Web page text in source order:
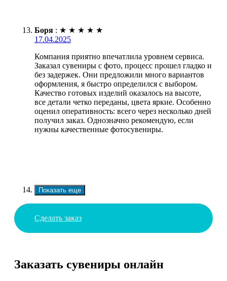
Боря : ★ ★ ★ ★ ★
17.04.2025
Компания приятно впечатлила уровнем сервиса.
Заказал сувениры с фото, процесс прошел гладко и
без задержек. Они предложили много вариантов
оформления, я быстро определился с выбором.
Качество готовых изделий оказалось на высоте,
все детали четко переданы, цвета яркие. Особенно
оценил оперативность: всего через несколько дней
получил заказ. Однозначно рекомендую, если
нужны качественные фотосувениры.
Показать еще
Сделать заказ
Заказать сувениры онлайн